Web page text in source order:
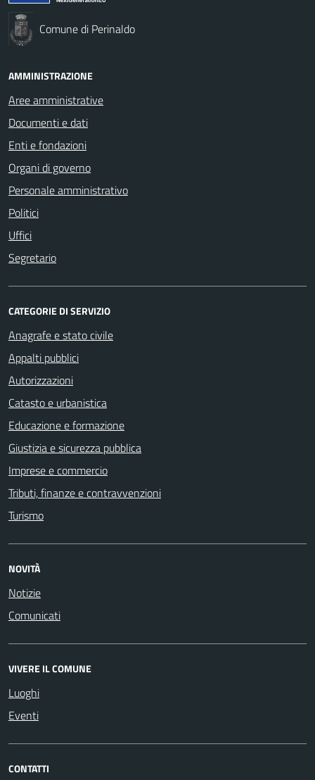
Comune di Perinaldo
AMMINISTRAZIONE
Aree amministrative
Documenti e dati
Enti e fondazioni
Organi di governo
Personale amministrativo
Politici
Uffici
Segretario
CATEGORIE DI SERVIZIO
Anagrafe e stato civile
Appalti pubblici
Autorizzazioni
Catasto e urbanistica
Educazione e formazione
Giustizia e sicurezza pubblica
Imprese e commercio
Tributi, finanze e contravvenzioni
Turismo
NOVITÀ
Notizie
Comunicati
VIVERE IL COMUNE
Luoghi
Eventi
CONTATTI